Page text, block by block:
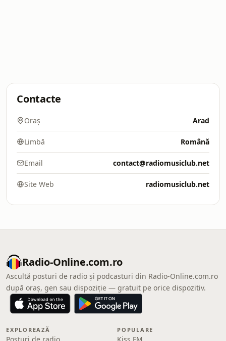
Contacte
Oraș Arad
Limbă Română
Email contact@radiomusiclub.net
Site Web radiomusiclub.net
Radio-Online.com.ro
Ascultă posturi de radio și podcasturi din Radio-Online.com.ro
după oraș, gen sau dispoziție — gratuit pe orice dispozitiv.
EXPLOREAZĂ POPULARE